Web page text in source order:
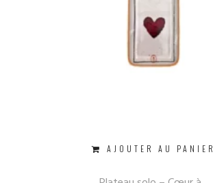
AJOUTER AU PANIER